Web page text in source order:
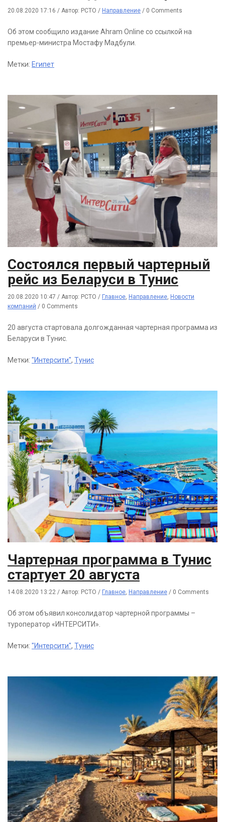
20.08.2020 17:16 / Автор: РСТО / Направление / 0 Comments
Об этом сообщило издание Ahram Online со ссылкой на
премьер-министра Мостафу Мадбули.
Метки: Египет
Состоялся первый чартерный
рейс из Беларуси в Тунис
20.08.2020 10:47 / Автор: РСТО / Главное Направление Новости
компаний / 0 Comments
20 августа стартовала долгожданная чартерная программа из
Беларуси в Тунис.
Метки: "Интерсити", Тунис
Чартерная программа в Тунис
стартует 20 августа
14.08.2020 13:22 / Автор: РСТО / Главное, Направление / 0 Comments
Об этом объявил консолидатор чартерной программы –
туроператор «ИНТЕРСИТИ».
Метки: "Интерсити", Тунис